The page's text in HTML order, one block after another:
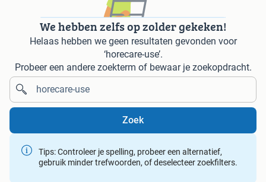
We hebben zelfs op zolder gekeken!
Helaas hebben we geen resultaten gevonden voor
‘horecare-use’.
Probeer een andere zoekterm of bewaar je zoekopdracht.
Zoek
Tips: Controleer je spelling, probeer een alternatief,
gebruik minder trefwoorden, of deselecteer zoekfilters.